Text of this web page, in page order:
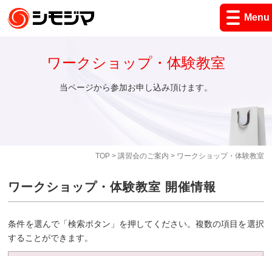
Menu
TOP> 講習会のご案内 > ワークショップ・体験教室
ワークショップ・体験教室
当ページから参加お申し込み頂けます。
ワークショップ・体験教室 開催情報
条件を選んで「検索ボタン」を押してください。複数の項目を選択
することができます。